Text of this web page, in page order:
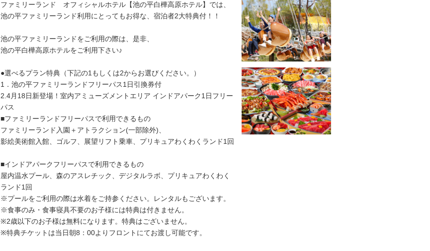
ファミリーランド オフィシャルホテル【池の平白樺高原ホテル】では、
池の平ファミリーランド利用にとってもお得な、宿泊者2大特典付！！
池の平ファミリーランドをご利用の際は、是非、
池の平白樺高原ホテルをご利用下さい♪
●選べるプラン特典（下記の1もしくは2からお選びください。）
1．池の平ファミリーランドフリーパス1日引換券付
2.4月18日新登場！室内アミューズメントエリア インドアパーク1日フリー
パス
■ファミリーランドフリーパスで利用できるもの
ファミリーランド入園＋アトラクション(一部除外)、
影絵美術館入館、ゴルフ、展望リフト乗車、プリキュアわくわくランド1回
■インドアパークフリーパスで利用できるもの
屋内温水プール、森のアスレチック、デジタルラボ、プリキュアわくわく
ランド1回
※プールをご利用の際は水着をご持参ください。レンタルもございます。
※食事のみ・食事寝具不要のお子様には特典は付きません。
※2歳以下のお子様は無料になります。特典はございません。
※特典チケットは当日朝8：00よりフロントにてお渡し可能です。